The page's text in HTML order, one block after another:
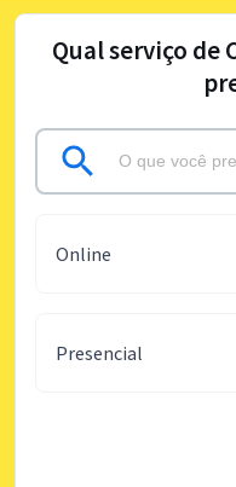
Qual serviço de
Online
Presencial